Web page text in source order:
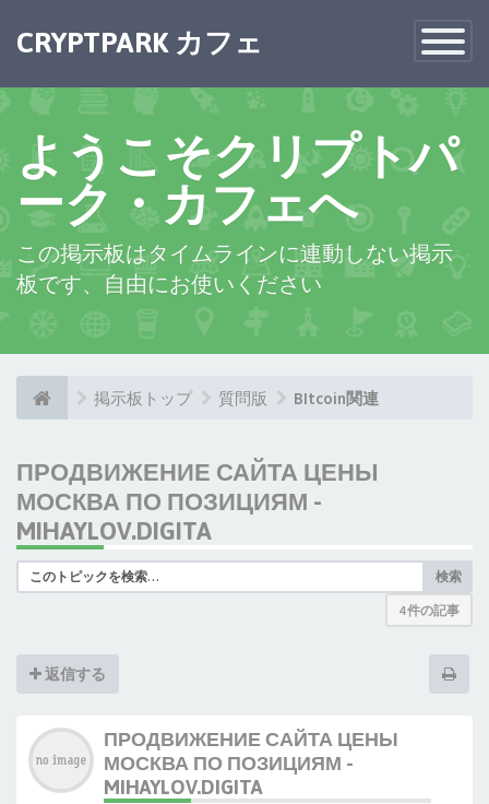
Toggle
CRYPTPARK カフェ
ようこそクリプトパ
ーク・カフェへ
この掲示板はタイムラインに連動しない掲示
板です、自由にお使いください
掲示板トップ 質問版 BItcoin関連
ПРОДВИЖЕНИЕ САЙТА ЦЕНЫ
МОСКВА ПО ПОЗИЦИЯМ -
MIHAYLOV.DIGITA
検索
4 件の記事
返信する
ПРОДВИЖЕНИЕ САЙТА ЦЕНЫ
МОСКВА ПО ПОЗИЦИЯМ -
MIHAYLOV.DIGITA